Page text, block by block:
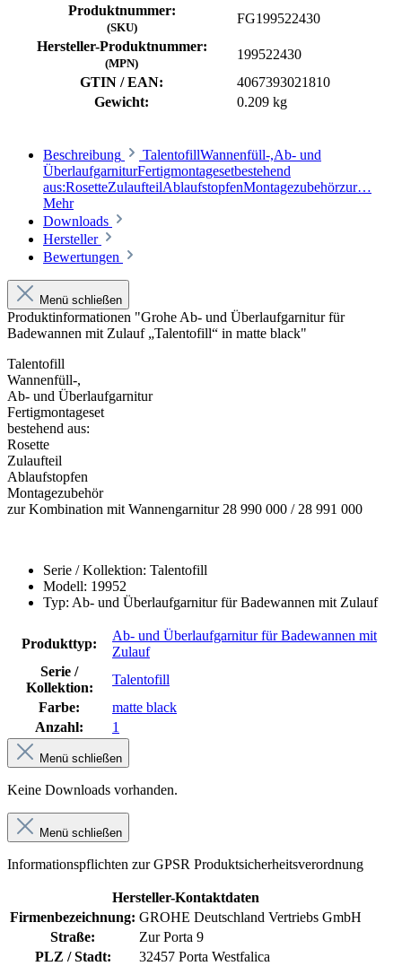
Produktnummer:
(SKU)
FG199522430
Hersteller-Produktnummer:
(MPN)
199522430
GTIN / EAN:
4067393021810
Gewicht:
0.209 kg
Beschreibung
TalentofillWannenfüll-,Ab- und
ÜberlaufgarniturFertigmontagesetbestehend
aus:RosetteZulaufteilAblaufstopfenMontagezubehörzur…
Mehr
Downloads
Hersteller
Bewertungen
Menü schließen
Produktinformationen "Grohe Ab- und Überlaufgarnitur für
Badewannen mit Zulauf „Talentofill“ in matte black"
Talentofill
Wannenfüll-,
Ab- und Überlaufgarnitur
Fertigmontageset
bestehend aus:
Rosette
Zulaufteil
Ablaufstopfen
Montagezubehör
zur Kombination mit Wannengarnitur 28 990 000 / 28 991 000
Serie / Kollektion: Talentofill
Modell: 19952
Typ: Ab- und Überlaufgarnitur für Badewannen mit Zulauf
Produkttyp:
Ab- und Überlaufgarnitur für Badewannen mit
Zulauf
Serie /
Kollektion:
Talentofill
Farbe:
matte black
Anzahl:
1
Menü schließen
Keine Downloads vorhanden.
Menü schließen
Informationspflichten zur GPSR Produktsicherheitsverordnung
Hersteller-Kontaktdaten
Firmenbezeichnung: GROHE Deutschland Vertriebs GmbH
Straße:
Zur Porta 9
PLZ / Stadt:
32457 Porta Westfalica